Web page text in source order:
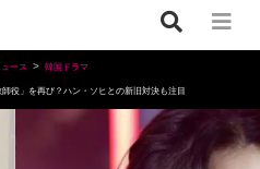
ュース 韓国ドラマ
役」を再び？ハン・ソヒとの新旧対決も注目